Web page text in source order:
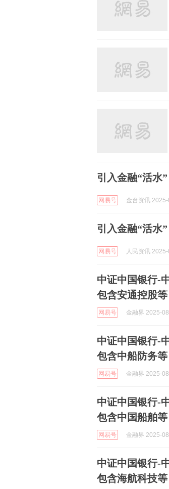
引入金融“活水
网易号 金台资讯
引入金融“活水
网易号 人民资讯
中证中国银行-
包含安通控股等
网易号 金融界 2025-
中证中国银行-
包含中船防务等
网易号 金融界 2025-
中证中国银行-
包含中国船舶等
网易号 金融界 2025-
中证中国银行-
包含海航科技等